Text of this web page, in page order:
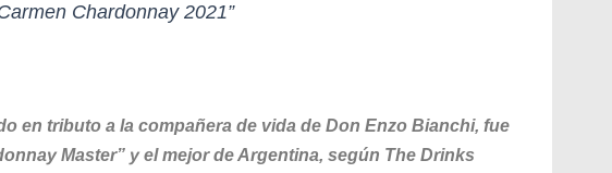
Chardonnay 2021”
en tributo a la compañera de vida de Don Enzo Bianchi, fue
Master” y el mejor de Argentina, según The Drinks